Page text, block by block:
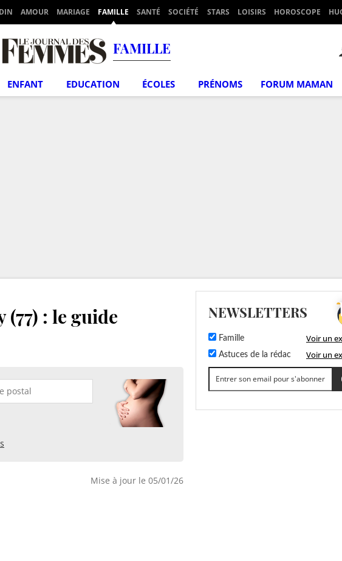
AMOUR MARIAGE FAMILLE SANTÉ SOCIÉTÉ STARS LOISIRS HOROSCOPE
FAMILLE
ENFANT EDUCATION ÉCOLES PRÉNOMS FORUM MAMAN
: le guide
Mise à jour le 05/01/26
NEWSLETTERS
Famille Voir un
Astuces de la rédac Voir un